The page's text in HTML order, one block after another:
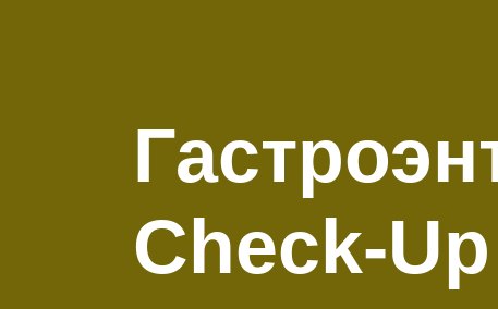
Check-Up